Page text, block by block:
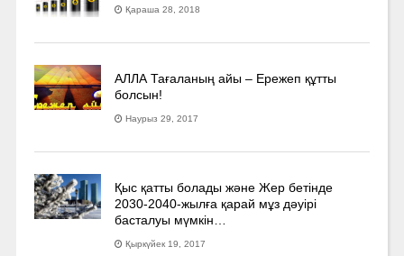
Қараша 28, 2018
АЛЛА Тағаланың айы – Ережеп құтты
болсын!
Наурыз 29, 2017
Қыс қатты болады және Жер бетінде
2030-2040­-жылға қарай мұз дәуірі
басталуы мүмкін…
Қыркүйек 19, 2017